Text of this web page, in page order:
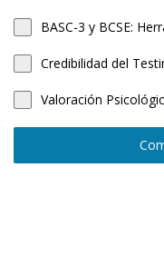
BASC-3 y BCSE:
Credibilidad del
Valoración